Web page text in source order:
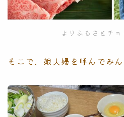
よりふるさとチ
そこで、娘夫婦を呼んでみ